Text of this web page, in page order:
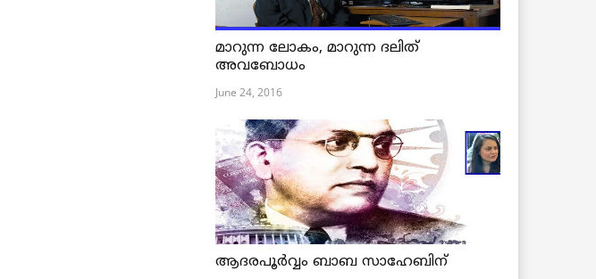
മാറുന്ന ലോകം, മാറുന്ന ദലിത്
അവബോധം
June 24, 2016
ആദരപൂര്‍വ്വം ബാബ സാഹേബിന്